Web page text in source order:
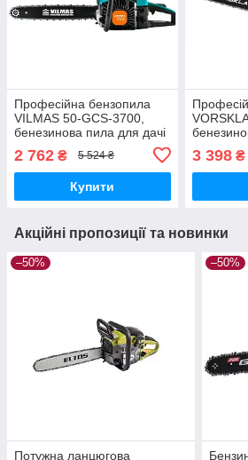
Професійна бензопила
VILMAS 50-GCS-3700,
бенезинова пила для дачі
2 762 ₴ 5 524 ₴
Купити
ланцюги)
3 398₴
Акційні пропозиції та новинки
–50%
Потужна ланцюгова
–50%